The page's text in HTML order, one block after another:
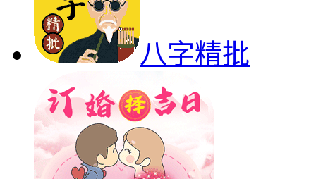
八字精批